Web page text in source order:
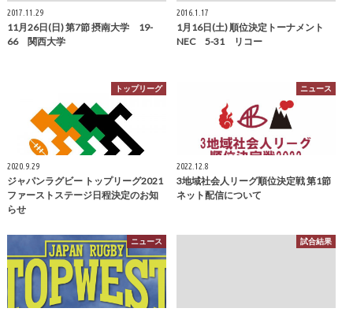
2017.11.29
11月26日(日) 第7節 摂南大学 19-
66 関西大学
2016.1.17
1月16日(土) 順位決定トーナメント
NEC 5-31 リコー
トップリーグ
2020.9.29
ジャパンラグビー トップリーグ2021
ファーストステージ日程決定のお知
らせ
ニュース
2022.12.8
3地域社会人リーグ順位決定戦 第1節
ネット配信について
ニュース 試合結果